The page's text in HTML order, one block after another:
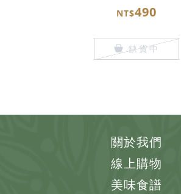
NT$490
缺貨中
關於我們
線上購物
美味食譜